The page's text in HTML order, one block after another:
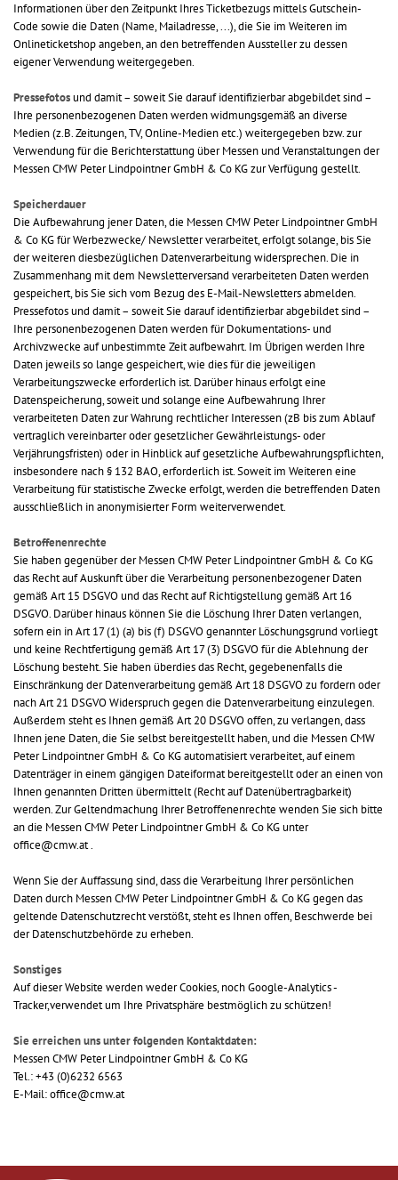
Informationen über den Zeitpunkt Ihres Ticketbezugs mittels Gutschein-
Code sowie die Daten (Name, Mailadresse, ...), die Sie im Weiteren im
Onlineticketshop angeben, an den betreffenden Aussteller zu dessen
eigener Verwendung weitergegeben.
Pressefotosund damit – soweit Sie darauf identifizierbar abgebildet sind –
Ihre personenbezogenen Daten werden widmungsgemäß an diverse
Medien (z.B. Zeitungen, TV, Online-Medien etc.) weitergegeben bzw. zur
Verwendung für die Berichterstattung über Messen und Veranstaltungen der
Messen CMW Peter Lindpointner GmbH & Co KG zur Verfügung gestellt.
Speicherdauer
Die Aufbewahrung jener Daten, die Messen CMW Peter Lindpointner GmbH
& Co KG für Werbezwecke/ Newsletter verarbeitet, erfolgt solange, bis Sie
der weiteren diesbezüglichen Datenverarbeitung widersprechen. Die in
Zusammenhang mit dem Newsletterversand verarbeiteten Daten werden
gespeichert, bis Sie sich vom Bezug des E-Mail-Newsletters abmelden.
Pressefotos und damit – soweit Sie darauf identifizierbar abgebildet sind –
Ihre personenbezogenen Daten werden für Dokumentations- und
Archivzwecke auf unbestimmte Zeit aufbewahrt. Im Übrigen werden Ihre
Daten jeweils so lange gespeichert, wie dies für die jeweiligen
Verarbeitungszwecke erforderlich ist. Darüber hinaus erfolgt eine
Datenspeicherung, soweit und solange eine Aufbewahrung Ihrer
verarbeiteten Daten zur Wahrung rechtlicher Interessen (zB bis zum Ablauf
vertraglich vereinbarter oder gesetzlicher Gewährleistungs- oder
Verjährungsfristen) oder in Hinblick auf gesetzliche Aufbewahrungspflichten,
insbesondere nach § 132 BAO, erforderlich ist. Soweit im Weiteren eine
Verarbeitung für statistische Zwecke erfolgt, werden die betreffenden Daten
ausschließlich in anonymisierter Form weiterverwendet.
Betroffenenrechte
Sie haben gegenüber der Messen CMW Peter Lindpointner GmbH & Co KG
das Recht auf Auskunft über die Verarbeitung personenbezogener Daten
gemäß Art 15 DSGVO und das Recht auf Richtigstellung gemäß Art 16
DSGVO. Darüber hinaus können Sie die Löschung Ihrer Daten verlangen,
sofern ein in Art 17 (1) (a) bis (f) DSGVO genannter Löschungsgrund vorliegt
und keine Rechtfertigung gemäß Art 17 (3) DSGVO für die Ablehnung der
Löschung besteht. Sie haben überdies das Recht, gegebenenfalls die
Einschränkung der Datenverarbeitung gemäß Art 18 DSGVO zu fordern oder
nach Art 21 DSGVO Widerspruch gegen die Datenverarbeitung einzulegen.
Außerdem steht es Ihnen gemäß Art 20 DSGVO offen, zu verlangen, dass
Ihnen jene Daten, die Sie selbst bereitgestellt haben, und die Messen CMW
Peter Lindpointner GmbH & Co KG automatisiert verarbeitet, auf einem
Datenträger in einem gängigen Dateiformat bereitgestellt oder an einen von
Ihnen genannten Dritten übermittelt (Recht auf Datenübertragbarkeit)
werden. Zur Geltendmachung Ihrer Betroffenenrechte wenden Sie sich bitte
an die Messen CMW Peter Lindpointner GmbH & Co KG unter
office@cmw.at .
Wenn Sie der Auffassung sind, dass die Verarbeitung Ihrer persönlichen
Daten durch Messen CMW Peter Lindpointner GmbH & Co KG gegen das
geltende Datenschutzrecht verstößt, steht es Ihnen offen, Beschwerde bei
der Datenschutzbehörde zu erheben.
Sonstiges
Auf dieser Website werden weder Cookies, noch Google-Analytics -
Tracker,verwendet um Ihre Privatsphäre bestmöglich zu schützen!
Sie erreichen uns unter folgenden Kontaktdaten:
Messen CMW Peter Lindpointner GmbH & Co KG
Tel.: +43 (0)6232 6563
E-Mail: office@cmw.at